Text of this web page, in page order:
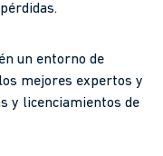
un entorno de
mejores expertos y
y licenciamientos de